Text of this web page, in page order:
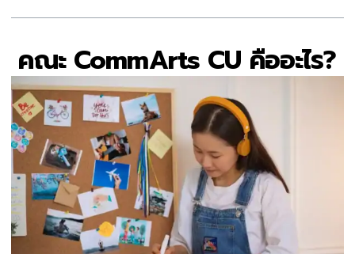
คณะ CommArts CU คืออะไร?